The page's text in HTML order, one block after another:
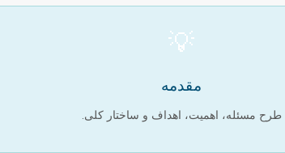
💡
مقدمه
طرح مسئله، اهمیت، اهداف و ساختار کلی.